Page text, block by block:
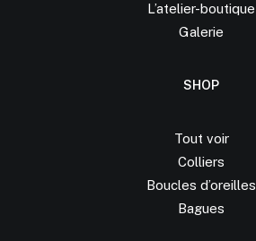
L’atelier-boutique
Galerie
SHOP
Tout voir
Colliers
Boucles d’oreilles
Bagues